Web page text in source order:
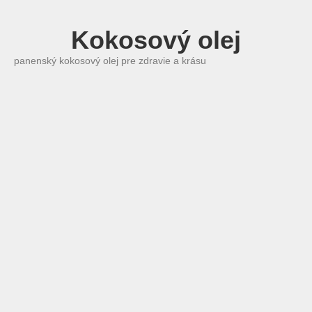
Kokosový olej
panenský kokosový olej pre zdravie a krásu